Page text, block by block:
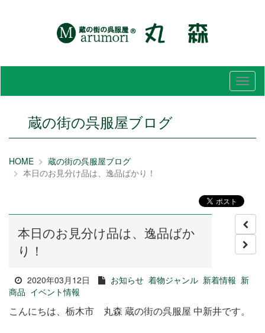
メ
ニ
蔵の街の呉服屋ブログ
HOME
蔵の街の呉服屋ブログ
本日のお見分け品は、逸品ばかり！
本日のお見分け品は、逸品ばか
り！
2020年03月12日 お知らせ 着物ジャンル 新着情報 新
商品 イベント情報
こんにちは、栃木市 丸森 蔵の街の呉服屋 中新井です。